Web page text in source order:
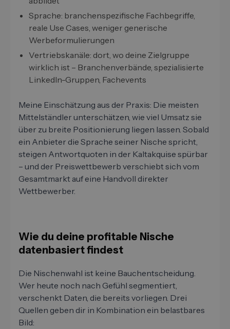
Sprache: branchenspezifische Fachbegriffe,
reale Use Cases, weniger generische
Werbeformulierungen
Vertriebskanäle: dort, wo deine Zielgruppe
wirklich ist – Branchenverbände, spezialisierte
LinkedIn-Gruppen, Fachevents
Meine Einschätzung aus der Praxis: Die meisten
Mittelständler unterschätzen, wie viel Umsatz sie
über zu breite Positionierung liegen lassen. Sobald
ein Anbieter die Sprache seiner Nische spricht,
steigen Antwortquoten in der Kaltakquise spürbar
– und der Preiswettbewerb verschiebt sich vom
Gesamtmarkt auf eine Handvoll direkter
Wettbewerber.
Wie du deine profitable Nische
datenbasiert findest
Die Nischenwahl ist keine Bauchentscheidung.
Wer heute noch nach Gefühl segmentiert,
verschenkt Daten, die bereits vorliegen. Drei
Quellen geben dir in Kombination ein belastbares
Bild: